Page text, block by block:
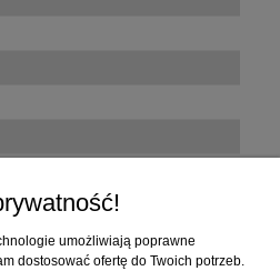
umożliwiają poprawne
dostosować ofertę do Twoich potrzeb.